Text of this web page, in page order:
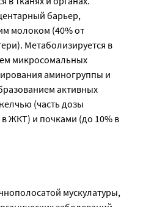
барьер,
молоком (40% от
Метаболизируется в
микросомальных
аминогруппы и
активных
(часть дозы
ЖКТ) и почками (до 10% в
мускулатуры,